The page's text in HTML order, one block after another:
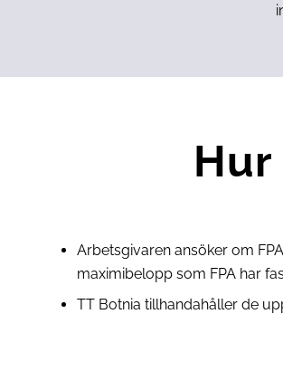
Arbetsgivaren ansöker om
maximibelopp som FPA har
TT Botnia tillhandahåller de